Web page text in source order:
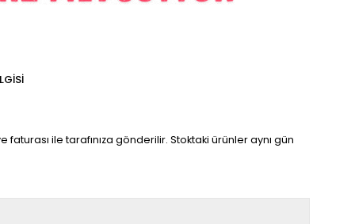
faturası ile tarafınıza gönderilir. Stoktaki ürünler aynı gün